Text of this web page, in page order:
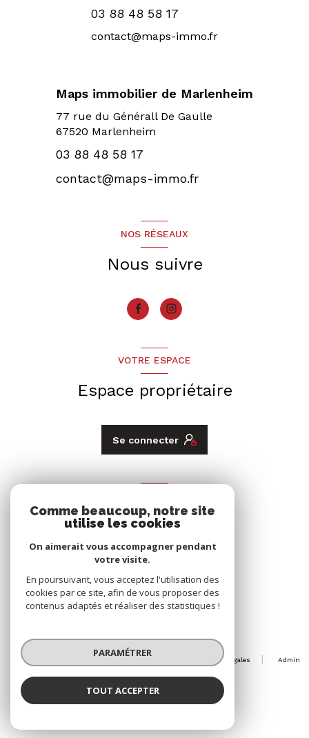
03 88 48 58 17
contact@maps-immo.fr
Maps immobilier de Marlenheim
77 rue du Générall De Gaulle
67520 Marlenheim
03 88 48 58 17
contact@maps-immo.fr
NOS RÉSEAUX
Nous suivre
VOTRE ESPACE
Espace propriétaire
Se connecter
Nous adhérons
© 2026 | Tous droits réservés
Mentions légales
Admin
Réalisé par :
Comme beaucoup, notre site
utilise les cookies
On aimerait vous accompagner pendant
votre visite.
En poursuivant, vous acceptez l'utilisation des
cookies par ce site, afin de vous proposer des
contenus adaptés et réaliser des statistiques !
PARAMÉTRER
TOUT ACCEPTER